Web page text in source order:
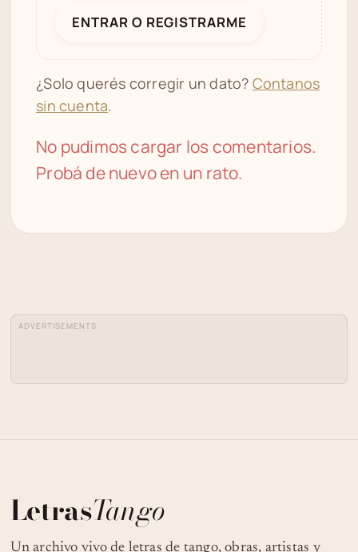
ENTRAR O REGISTRARME
¿Solo querés corregir un dato? Contanos
sin cuenta.
No pudimos cargar los comentarios.
Probá de nuevo en un rato.
ADVERTISEMENTS
LetrasTango
Un archivo vivo de letras de tango, obras, artistas y